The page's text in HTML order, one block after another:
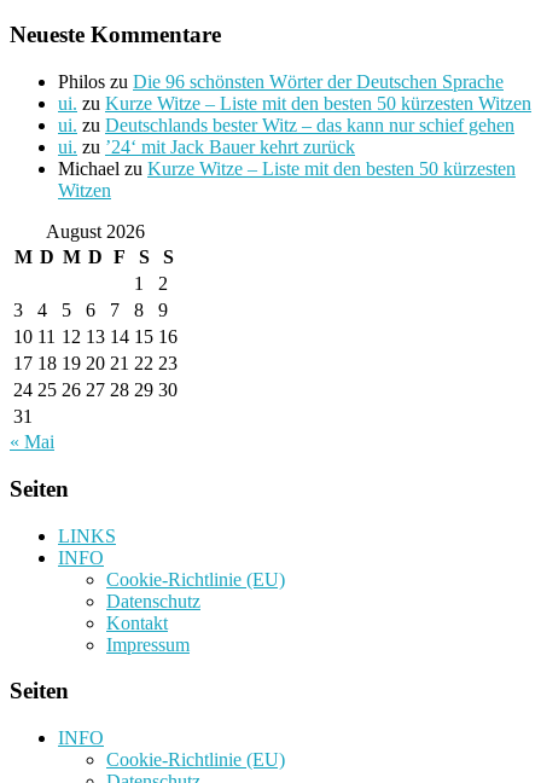
Neueste Kommentare
Philos zu Die 96 schönsten Wörter der Deutschen Sprache
ui. zu Kurze Witze – Liste mit den besten 50 kürzesten Witzen
ui. zu Deutschlands bester Witz – das kann nur schief gehen
ui. zu ’24‘ mit Jack Bauer kehrt zurück
Michael zu Kurze Witze – Liste mit den besten 50 kürzesten
Witzen
August 2026
M D M D F S
S
1
2
3
4 5 6 7 8
9
10 11 12 13 14 15 16
17 18 19 20 21 22 23
24 25 26 27 28 29 30
31
« Mai
Seiten
LINKS
INFO
Cookie-Richtlinie (EU)
Datenschutz
Kontakt
Impressum
Seiten
INFO
Cookie-Richtlinie (EU)